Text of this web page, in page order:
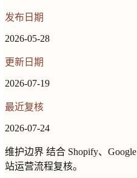
发布日期
2026-05-28
更新日期
2026-07-19
最近复核
2026-07-24
维护边界 结合 Shopify、
站运营流程复核。